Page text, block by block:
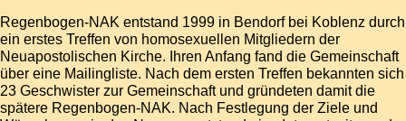
Regenbogen-NAK entstand 1999 in Bendorf bei Koblenz durch
ein erstes Treffen von homosexuellen Mitgliedern der
Neuapostolischen Kirche. Ihren Anfang fand die Gemeinschaft
über eine Mailingliste. Nach dem ersten Treffen bekannten sich
23 Geschwister zur Gemeinschaft und gründeten damit die
spätere Regenbogen-NAK. Nach Festlegung der Ziele und